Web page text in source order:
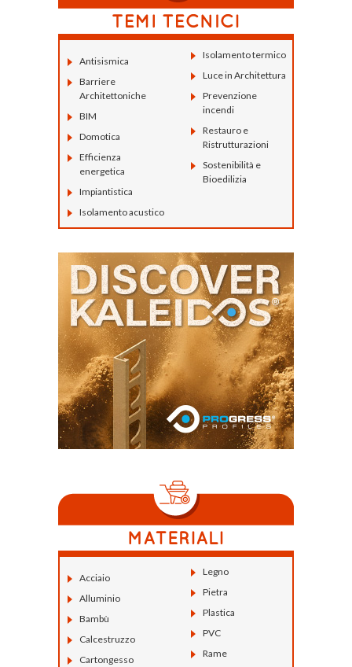
Antisismica
Barriere
Architettoniche
BIM
Domotica
Efficienza
energetica
Impiantistica
Isolamento acustico
Isolamento termico
Luce in Architettura
Prevenzione
incendi
Restauro e
Ristrutturazioni
Sostenibilità e
Bioedilizia
Acciaio
Alluminio
Bambù
Calcestruzzo
Cartongesso
Legno
Pietra
Plastica
PVC
Rame